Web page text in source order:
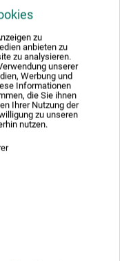
zu
anbieten zu
zu analysieren.
unserer
Werbung und
Informationen
die Sie ihnen
Ihrer Nutzung der
zu unseren
nutzen.
Titel